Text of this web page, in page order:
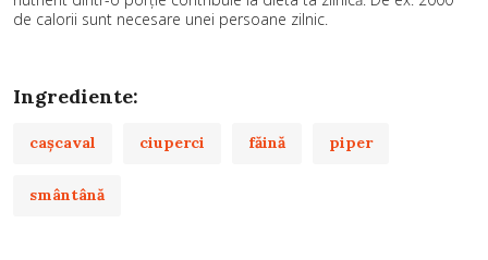
de calorii sunt necesare unei persoane zilnic.
Ingrediente:
caşcaval ciuperci făină piper
smântână